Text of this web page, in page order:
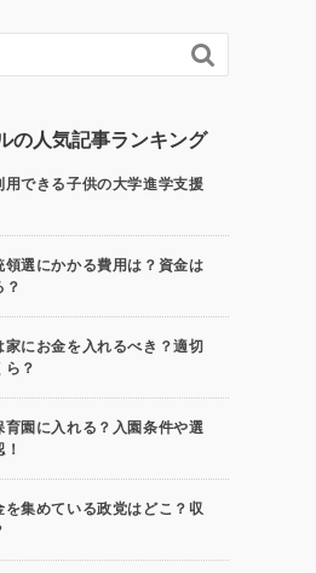

の人気記事ランキング
用できる子供の大学進学支援
領選にかかる費用は？資金は
？
家にお金を入れるべき？適切
ら？
育園に入れる？入園条件や選
を集めている政党はどこ？収